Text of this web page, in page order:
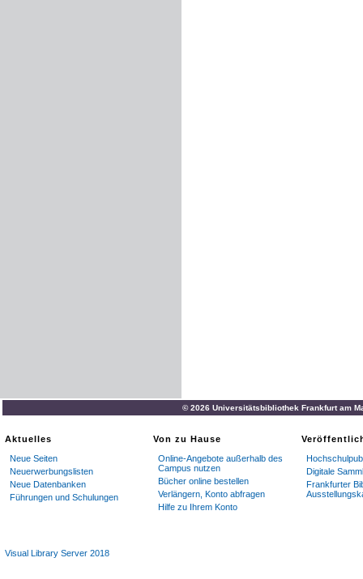
© 2026 Universitätsbibliothek Frankfurt am
Aktuelles
Neue Seiten
Neuerwerbungslisten
Neue Datenbanken
Führungen und Schulungen
Von zu Hause
Online-Angebote außerhalb des
Campus nutzen
Bücher online bestellen
Verlängern, Konto abfragen
Hilfe zu Ihrem Konto
Digitale
Frankfurter
Visual Library Server 2018